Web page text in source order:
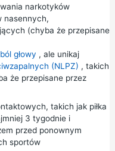
narkotyków
nasennych,
(chyba że przepisane
ból głowy , ale unikaj
(NLPZ) , takich
że przepisane przez
takich jak piłka
3 tygodnie i
przed ponownym
sportów